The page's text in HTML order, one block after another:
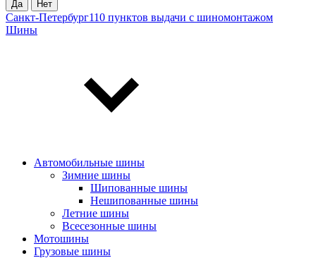
Да Нет
Санкт-Петербург110 пунктов выдачи с шиномонтажом
Шины
Автомобильные шины
Зимние шины
Шипованные шины
Нешипованные шины
Летние шины
Всесезонные шины
Мотошины
Грузовые шины